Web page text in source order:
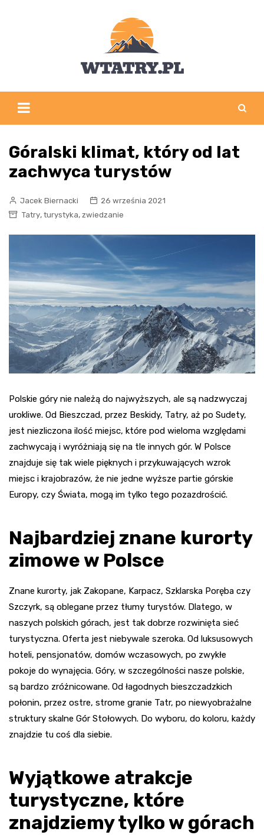
Góralski klimat, który od lat
zachwyca turystów
Jacek Biernacki
26 września 2021
Tatry, turystyka, zwiedzanie
Polskie góry nie należą do najwyższych, ale są nadzwyczaj
urokliwe. Od Bieszczad, przez Beskidy, Tatry, aż po Sudety,
jest niezliczona ilość miejsc, które pod wieloma względami
zachwycają i wyróżniają się na tle innych gór. W Polsce
znajduje się tak wiele pięknych i przykuwających wzrok
miejsc i krajobrazów, że nie jedne wyższe partie górskie
Europy, czy Świata, mogą im tylko tego pozazdrościć.
Najbardziej znane kurorty
zimowe w Polsce
Znane kurorty, jak Zakopane, Karpacz, Szklarska Poręba czy
Szczyrk, są oblegane przez tłumy turystów. Dlatego, w
naszych polskich górach, jest tak dobrze rozwinięta sieć
turystyczna. Oferta jest niebywale szeroka. Od luksusowych
hoteli, pensjonatów, domów wczasowych, po zwykłe
pokoje do wynajęcia. Góry, w szczególności nasze polskie,
są bardzo zróżnicowane. Od łagodnych bieszczadzkich
połonin, przez ostre, strome granie Tatr, po niewyobrażalne
struktury skalne Gór Stołowych. Do wyboru, do koloru, każdy
znajdzie tu coś dla siebie.
Wyjątkowe atrakcje
turystyczne, które
znajdziemy tylko w górach